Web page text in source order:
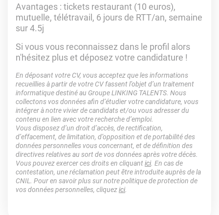
Avantages : tickets restaurant (10 euros),
mutuelle, télétravail, 6 jours de RTT/an, semaine
sur 4.5j
Si vous vous reconnaissez dans le profil alors
n'hésitez plus et déposez votre candidature !
En déposant votre CV, vous acceptez que les informations
recueillies à partir de votre CV fassent l’objet d’un traitement
informatique destiné au Groupe LINKING TALENTS. Nous
collectons vos données afin d’étudier votre candidature, vous
intégrer à notre vivier de candidats et/ou vous adresser du
contenu en lien avec votre recherche d’emploi.
Vous disposez d’un droit d’accès, de rectification,
d’effacement, de limitation, d’opposition et de portabilité des
données personnelles vous concernant, et de définition des
directives relatives au sort de vos données après votre décès.
Vous pouvez exercer ces droits en cliquantici. En cas de
contestation, une réclamation peut être introduite auprès de la
CNIL. Pour en savoir plus sur notre politique de protection de
vos données personnelles, cliquezici.